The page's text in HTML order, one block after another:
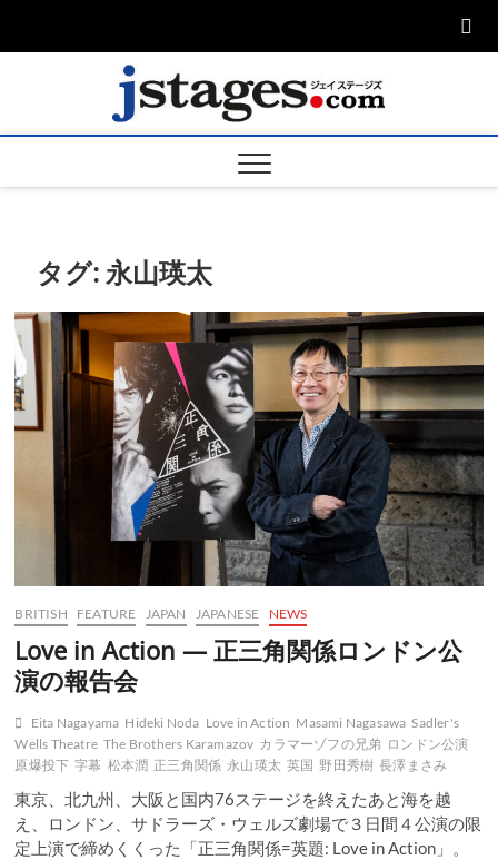
ージ
タグ:永山瑛太
BRITISH FEATURE JAPAN JAPANESE NEWS
Love in Action — 正三角関係ロンドン公
演の報告会
Eita Nagayama Hideki Noda Love in Action Masami Nagasawa Sadler's
Wells Theatre The Brothers Karamazov カラマーゾフの兄弟 ロンドン公演
原爆投下 字幕 松本潤 正三角関係 永山瑛太 英国 野田秀樹 長澤まさみ
東京、北九州、大阪と国内76ステージを終えたあと海を越
え、ロンドン、サドラーズ・ウェルズ劇場で３日間４公演の限
定上演で締めくくった「正三角関係=英題: Love in Action」。